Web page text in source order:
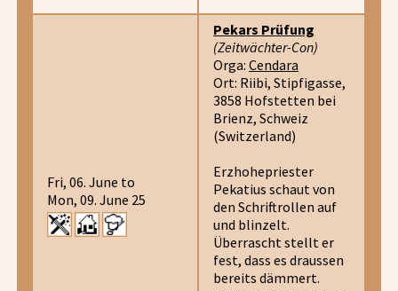
Fri, 06. June to
Mon, 09. June 25
Pekars Prüfung
(Zeitwächter-Con)
Orga:Cendara
Ort: Riibi, Stipfigasse,
3858 Hofstetten bei
Brienz, Schweiz
(Switzerland)
Erzhohepriester
Pekatius schaut von
den Schriftrollen auf
und blinzelt.
Überrascht stellt er
fest, dass es draussen
bereits dämmert.